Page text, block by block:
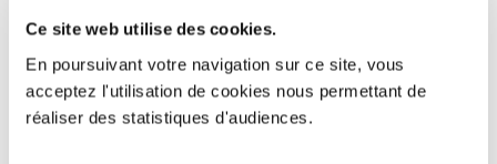
Ce site web utilise des cookies.
En poursuivant votre navigation sur ce site, vous
acceptez l'utilisation de cookies nous permettant de
réaliser des statistiques d'audiences.
Elevage